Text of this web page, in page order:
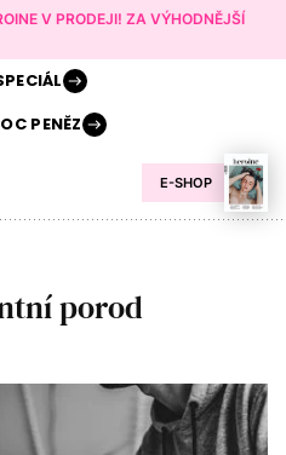
V PRODEJI! ZA VÝHODNĚJŠÍ
E-SHOP
PENĚZ
porod